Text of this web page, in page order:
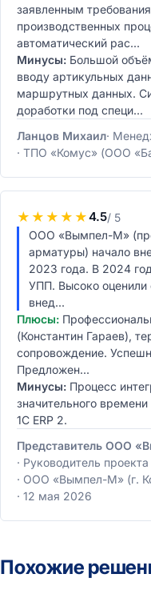
заявленным
производственных
автоматический рас...
Минусы: Большой
вводу артикульных
маршрутных данных.
доработки под специ...
Ланцов Михаил
ТПО «Комус» (ООО
★ ★ ★ ★ ★4.5/ 5
ООО «Вымпел-М»
арматуры) начало
2023 года. В 2024
УПП. Высоко оценили
внед...
Плюсы:
(Константин Гараев),
сопровождение.
Предложен...
Минусы: Процесс
значительного
1С ERP 2.
Представитель ООО
Руководитель
ООО «Вымпел-М» (г.
12 мая 2026
Похожие